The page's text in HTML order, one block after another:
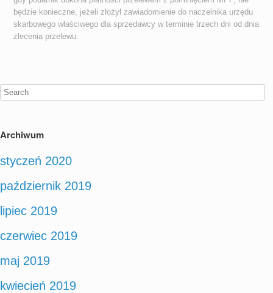
będzie konieczne, jeżeli złożył zawiadomienie do naczelnika urzędu
skarbowego właściwego dla sprzedawcy w terminie trzech dni od dnia
zlecenia przelewu.
Archiwum
styczeń 2020
październik 2019
lipiec 2019
czerwiec 2019
maj 2019
kwiecień 2019